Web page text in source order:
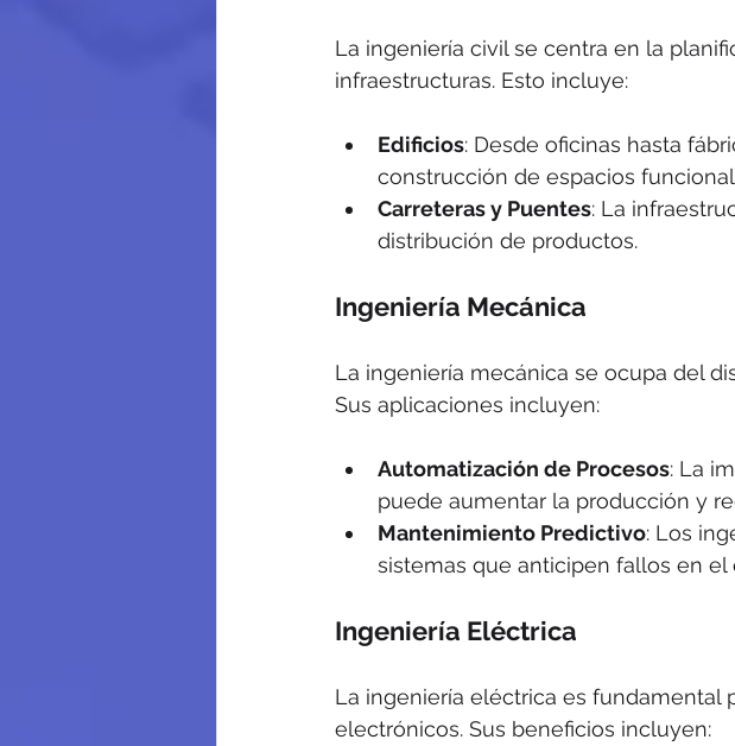
La ingeniería civil se centra en la
infraestructuras. Esto incluye:
Edificios: Desde oficinas hasta
construcción de espacios
Carreteras y Puentes: La
distribución de productos.
Ingeniería Mecánica
La ingeniería mecánica se ocupa del
Sus aplicaciones incluyen:
Automatización de Procesos: La
puede aumentar la producción y
Mantenimiento Predictivo: Los
sistemas que anticipen fallos en
Ingeniería Eléctrica
La ingeniería eléctrica es fundamental
electrónicos. Sus beneficios incluyen: